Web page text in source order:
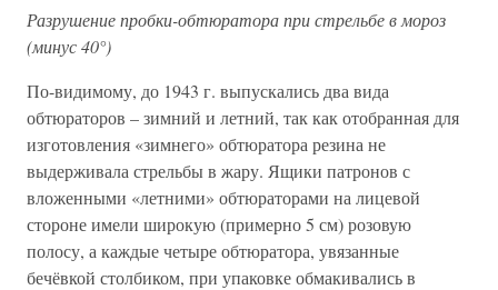
Разрушение пробки-обтюратора при стрельбе в мороз
(минус 40°)
По-видимому, до 1943 г. выпускались два вида
обтюраторов – зимний и летний, так как отобранная для
изготовления «зимнего» обтюратора резина не
выдерживала стрельбы в жару. Ящики патронов с
вложенными «летними» обтюраторами на лицевой
стороне имели широкую (примерно 5 см) розовую
полосу, а каждые четыре обтюратора, увязанные
бечёвкой столбиком, при упаковке обмакивались в